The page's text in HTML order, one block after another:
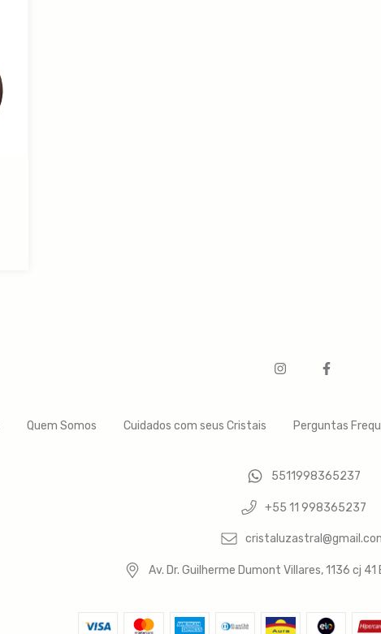
Quem Somos Cuidados com seus Cristais Perguntas
5511998365237
+55 11 998365237
Av. Dr. Guilherme Dumont Villares, 1136 cj